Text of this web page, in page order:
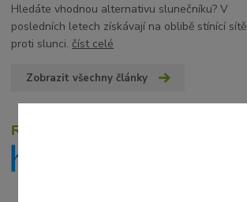
Hledáte vhodnou alternativu slunečníku? V
posledních letech získávají na oblibě stínící sítě
proti slunci.číst celé
Zobrazit všechny články
Recenze zákazníků